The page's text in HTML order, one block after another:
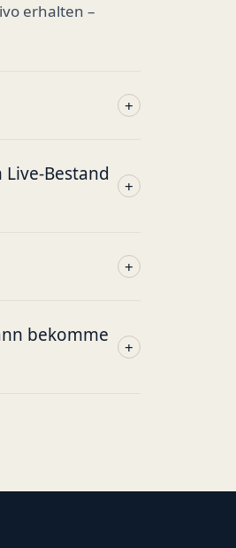
erhalten –
+
Bestand
+
+
bekomme
+